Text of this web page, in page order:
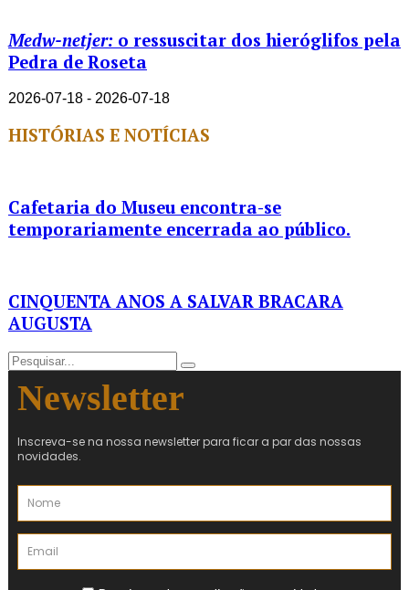
Medw-netjer: o ressuscitar dos hieróglifos pela
Pedra de Roseta
2026-07-18 - 2026-07-18
HISTÓRIAS E NOTÍCIAS
Cafetaria do Museu encontra-se
temporariamente encerrada ao público.
CINQUENTA ANOS A SALVAR BRACARA
AUGUSTA